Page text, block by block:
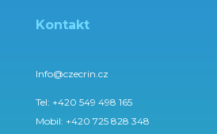
Kontakt
Info@czecrin.cz
Tel: +420 549 498 165
Mobil: +420 725 828 348